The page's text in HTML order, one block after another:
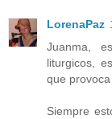
LorenaPaz
Juanma,
liturgicos,
que
Siempre